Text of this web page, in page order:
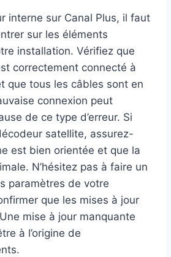
interne sur Canal Plus, il faut
sur les éléments
installation. Vérifiez que
correctement connecté à
que tous les câbles sont en
connexion peut
de ce type d’erreur. Si
satellite, assurez-
est bien orientée et que la
N’hésitez pas à faire un
paramètres de votre
que les mises à jour
mise à jour manquante
à l’origine de